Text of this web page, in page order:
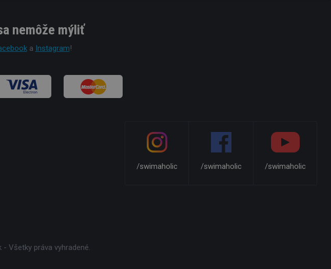
nemôže mýliť
a Instagram!
/swimaholic /swimaholic /swimaholic
Všetky práva vyhradené.